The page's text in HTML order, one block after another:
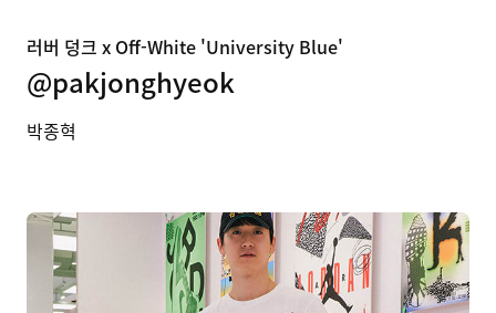
러버 덩크 x Off-White 'University Blue'
@pakjonghyeok
박종혁